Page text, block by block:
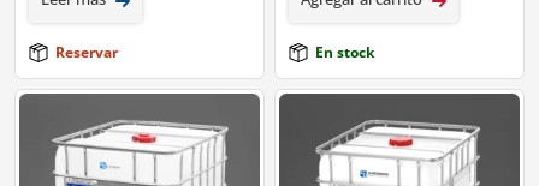
Reservar En stock